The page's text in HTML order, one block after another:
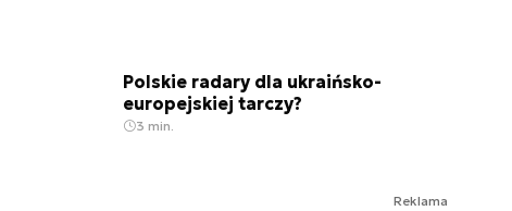
Polskie radary dla ukraińsko-
europejskiej tarczy?
3 min.
Reklama